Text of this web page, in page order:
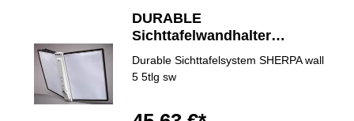
DURABLE
Sichttafelwandhalter
SHERPA® WALL 5
Durable Sichttafelsystem SHERPA wall
5 5tlg sw